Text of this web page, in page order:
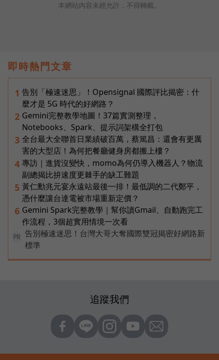
本網站內容未經允許，不得轉載。
即時熱門文章
1 告別「極速迷思」！Opensignal 國際評比揭密：什
麼才是 5G 時代的好網路？
2 Gemini完整教學地圖！37篇實測整理，
Notebooks、Spark、提示詞架構全打包
3 全台最大全聯首日業績破百萬，蔡篤昌：還會有更厲
害的大型店！為何把餐廳健身房都搬上樓？
4 專訪｜進貨沒變快，momo為何仍導入機器人？物流
副總揭比拚速度更棘手的缺工難題
5 黃仁勳兆元宴永遠站最後一排！最低調的二代鄭平，
憑什麼讓台達電被市場重新定價？
6 Gemini Spark完整教學｜幫你讀Gmail、自動跑完工
作流程，3個超實用情境一次看
PR
告別極速迷思！台灣大哥大奪國際雙冠揭密好網路新
標準
追蹤我們